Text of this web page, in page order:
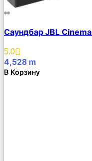
Описание
Избранное
Саундбар JBL
5.0
4,528 m
В Корзину